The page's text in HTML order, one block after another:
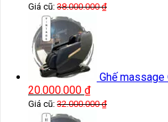
Giá cũ: 38.000.000₫
Ghế
20.000.000 ₫
Giá cũ: 32.000.000₫